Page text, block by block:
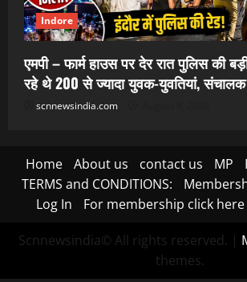
Indore
एमपी – फार्म हाउस पर देर रात पुलिस की
रहे थे 200 से ज्यादा युवक-युवतियां,
scnnewsindia.com
Home About us contact us MP
TERMS and CONDITIONS:
Log In
For membership click here
Scnnewsindia© All rights reserved. |
themes.